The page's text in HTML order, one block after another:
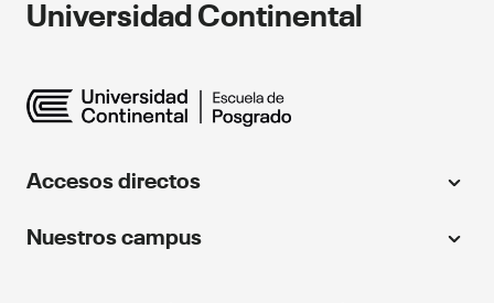
Universidad Continental
Accesos directos
Centro de idiomas
Nuestros campus